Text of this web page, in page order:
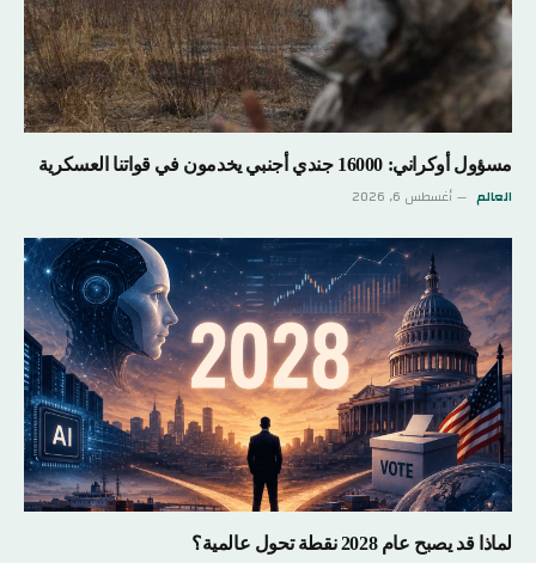
مسؤول أوكراني: 16000 جندي أجنبي يخدمون في قواتنا العسكرية
العالم أغسطس 6, 2026
لماذا قد يصبح عام 2028 نقطة تحول عالمية؟